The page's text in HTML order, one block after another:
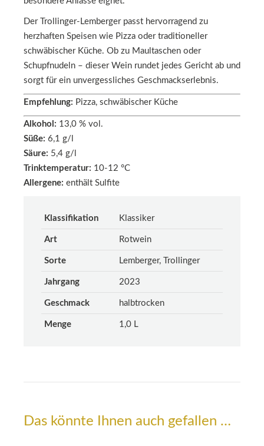
Der Trollinger-Lemberger passt hervorragend zu
herzhaften Speisen wie Pizza oder traditioneller
schwäbischer Küche. Ob zu Maultaschen oder
Schupfnudeln – dieser Wein rundet jedes Gericht ab und
sorgt für ein unvergessliches Geschmackserlebnis.
Empfehlung: Pizza, schwäbischer Küche
Alkohol: 13,0 % vol.
Süße: 6,1 g/l
Säure: 5,4 g/l
Trinktemperatur: 10-12 °C
Allergene: enthält Sulfite
Klassifikation Klassiker
Art Rotwein
Sorte Lemberger, Trollinger
Jahrgang 2023
Geschmack halbtrocken
Menge 1,0 L
Das könnte Ihnen auch gefallen …